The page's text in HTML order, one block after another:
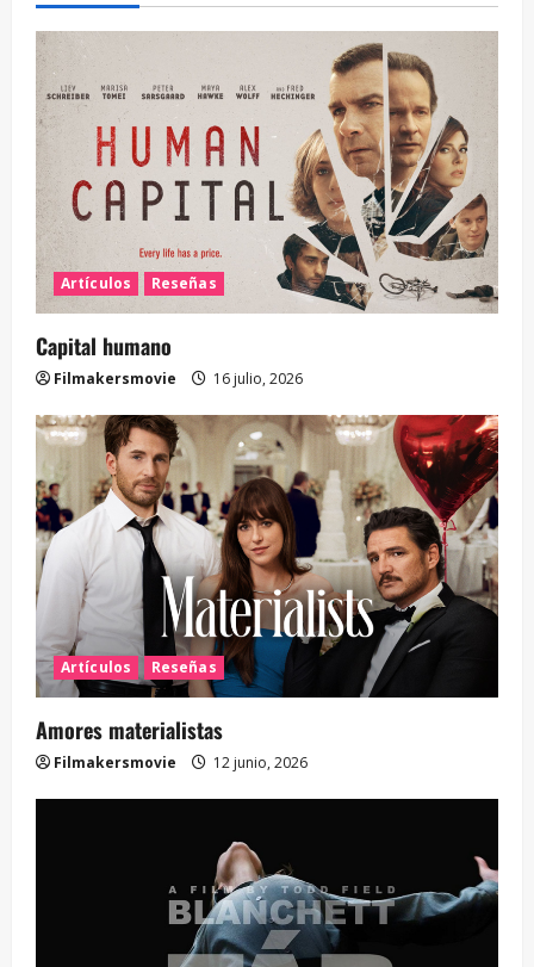
Artículos Reseñas
Capital humano
Filmakersmovie 16 julio, 2026
Artículos Reseñas
Amores materialistas
Filmakersmovie 12 junio, 2026